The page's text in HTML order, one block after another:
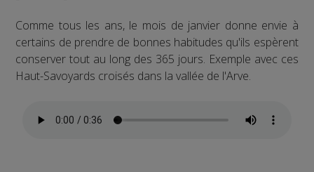
Comme tous les ans, le mois de janvier donne envie à
certains de prendre de bonnes habitudes qu'ils espèrent
conserver tout au long des 365 jours. Exemple avec ces
Haut-Savoyards croisés dans la vallée de l'Arve.